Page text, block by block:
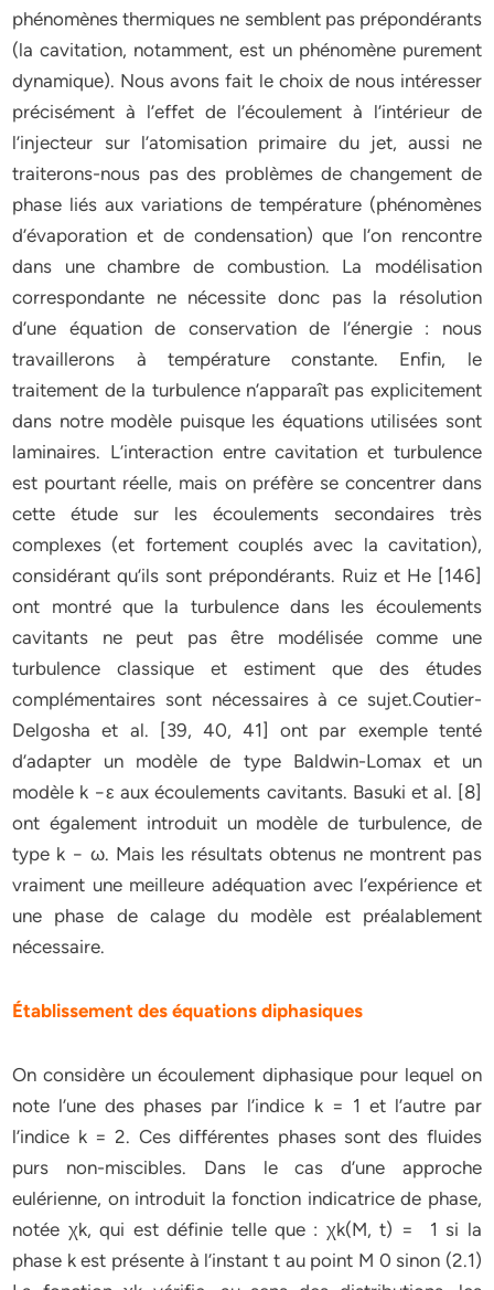
phénomènes thermiques ne semblent pas prépondérants
(la cavitation, notamment, est un phénomène purement
dynamique). Nous avons fait le choix de nous intéresser
précisément à l’effet de l’écoulement à l’intérieur de
l’injecteur sur l’atomisation primaire du jet, aussi ne
traiterons-nous pas des problèmes de changement de
phase liés aux variations de température (phénomènes
d’évaporation et de condensation) que l’on rencontre
dans une chambre de combustion. La modélisation
correspondante ne nécessite donc pas la résolution
d’une équation de conservation de l’énergie : nous
travaillerons à température constante. Enfin, le
traitement de la turbulence n’apparaît pas explicitement
dans notre modèle puisque les équations utilisées sont
laminaires. L’interaction entre cavitation et turbulence
est pourtant réelle, mais on préfère se concentrer dans
cette étude sur les écoulements secondaires très
complexes (et fortement couplés avec la cavitation),
considérant qu’ils sont prépondérants. Ruiz et He [146]
ont montré que la turbulence dans les écoulements
cavitants ne peut pas être modélisée comme une
turbulence classique et estiment que des études
complémentaires sont nécessaires à ce sujet.Coutier-
Delgosha et al. [39, 40, 41] ont par exemple tenté
d’adapter un modèle de type Baldwin-Lomax et un
modèle k −ε aux écoulements cavitants. Basuki et al. [8]
ont également introduit un modèle de turbulence, de
type k − ω. Mais les résultats obtenus ne montrent pas
vraiment une meilleure adéquation avec l’expérience et
une phase de calage du modèle est préalablement
nécessaire.
Établissement des équations diphasiques
On considère un écoulement diphasique pour lequel on
note l’une des phases par l’indice k = 1 et l’autre par
l’indice k = 2. Ces différentes phases sont des fluides
purs non-miscibles. Dans le cas d’une approche
eulérienne, on introduit la fonction indicatrice de phase,
notée χk, qui est définie telle que : χk(M, t) = 1 si la
phase k est présente à l’instant t au point M 0 sinon (2.1)